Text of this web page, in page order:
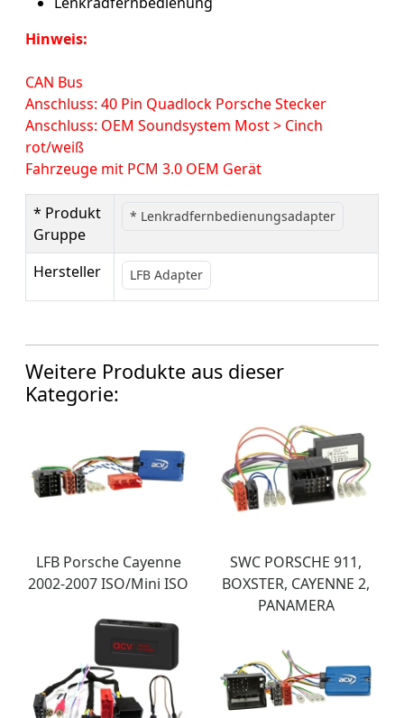
Hinweis:
CAN Bus
Anschluss: 40 Pin Quadlock Porsche Stecker
Anschluss: OEM Soundsystem Most > Cinch
rot/weiß
Fahrzeuge mit PCM 3.0 OEM Gerät
* Produkt
Gruppe
* Lenkradfernbedienungsadapter
Hersteller LFB Adapter
Weitere Produkte aus dieser
Kategorie:
LFB Porsche Cayenne
2002-2007 ISO/Mini ISO
SWC PORSCHE 911,
BOXSTER, CAYENNE 2,
PANAMERA